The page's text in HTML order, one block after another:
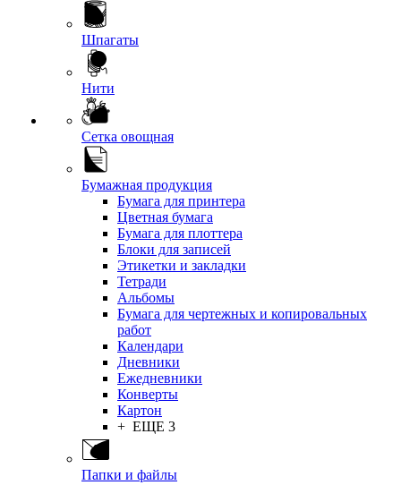
Шпагаты
Нити
Сетка овощная
Бумажная продукция
Бумага для принтера
Цветная бумага
Бумага для плоттера
Блоки для записей
Этикетки и закладки
Тетради
Альбомы
Бумага для чертежных и копировальных
работ
Календари
Дневники
Ежедневники
Конверты
Картон
+ ЕЩЕ 3
Папки и файлы